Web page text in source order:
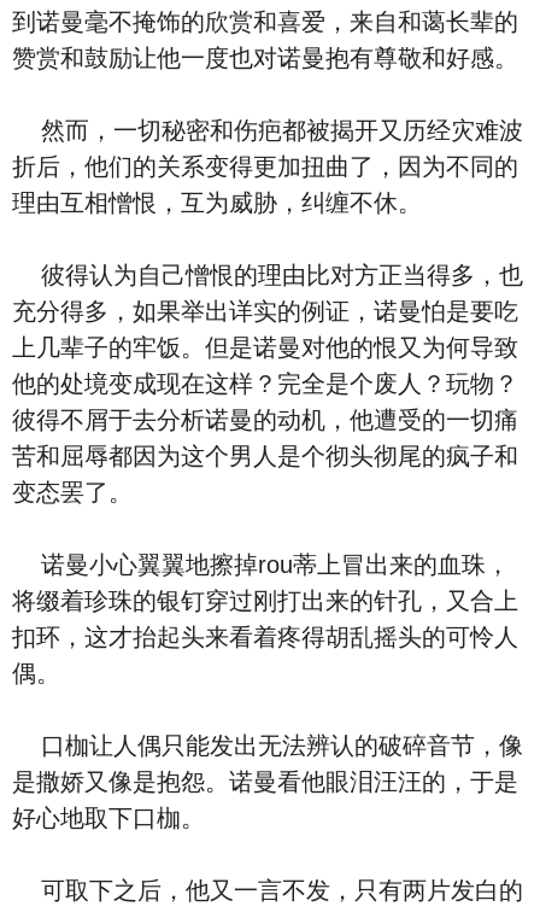
到诺曼毫不掩饰的欣赏和喜爱，来自和蔼长辈的
赞赏和鼓励让他一度也对诺曼抱有尊敬和好感。
然而，一切秘密和伤疤都被揭开又历经灾难波
折后，他们的关系变得更加扭曲了，因为不同的
理由互相憎恨，互为威胁，纠缠不休。
彼得认为自己憎恨的理由比对方正当得多，也
充分得多，如果举出详实的例证，诺曼怕是要吃
上几辈子的牢饭。但是诺曼对他的恨又为何导致
他的处境变成现在这样？完全是个废人？玩物？
彼得不屑于去分析诺曼的动机，他遭受的一切痛
苦和屈辱都因为这个男人是个彻头彻尾的疯子和
变态罢了。
诺曼小心翼翼地擦掉rou蒂上冒出来的血珠，
将缀着珍珠的银钉穿过刚打出来的针孔，又合上
扣环，这才抬起头来看着疼得胡乱摇头的可怜人
偶。
口枷让人偶只能发出无法辨认的破碎音节，像
是撒娇又像是抱怨。诺曼看他眼泪汪汪的，于是
好心地取下口枷。
可取下之后，他又一言不发，只有两片发白的